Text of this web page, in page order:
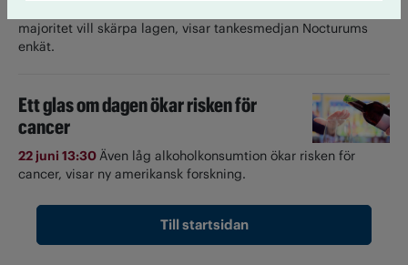
majoritet vill skärpa lagen, visar tankesmedjan Nocturums
enkät.
Ett glas om dagen ökar risken för
cancer
22 juni 13:30Även låg alkoholkonsumtion ökar risken för
cancer, visar ny amerikansk forskning.
Till startsidan